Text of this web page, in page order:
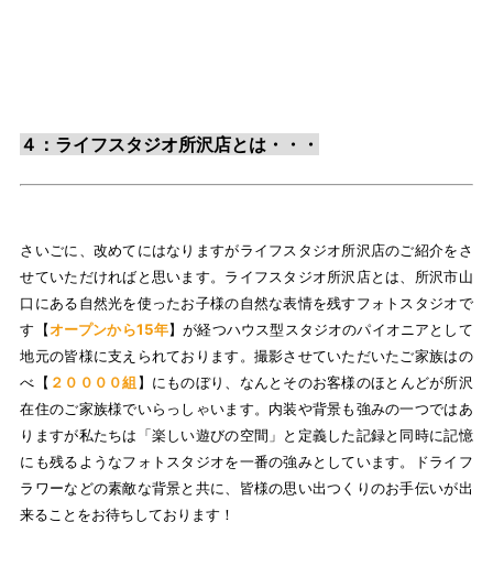
４：ライフスタジオ所沢店とは・・・
さいごに、改めてにはなりますがライフスタジオ所沢店のご紹介をさ
せていただければと思います。ライフスタジオ所沢店とは、所沢市山
口にある自然光を使ったお子様の自然な表情を残すフォトスタジオで
す【オープンから15年】が経つハウス型スタジオのパイオニアとして
地元の皆様に支えられております。撮影させていただいたご家族はの
べ【 ２００００組】にものぼり、なんとそのお客様のほとんどが所沢
在住のご家族様でいらっしゃいます。内装や背景も強みの一つではあ
りますが私たちは「楽しい遊びの空間」と定義した記録と同時に記憶
にも残るようなフォトスタジオを一番の強みとしています。ドライフ
ラワーなどの素敵な背景と共に、皆様の思い出つくりのお手伝いが出
来ることをお待ちしております！